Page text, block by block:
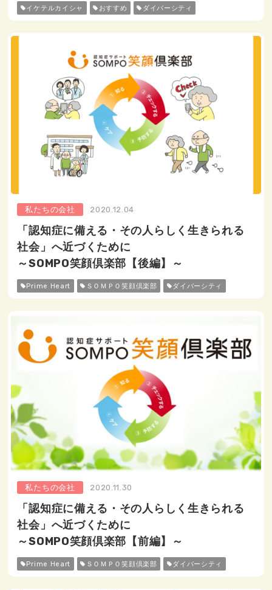
イケテルカイシャ おすすめ ダイバーシティ
私たちの会社 2020.12.04
「認知症に備える・その人らしく生きられる
社会」へ近づくために
～SOMPO笑顔倶楽部【後編】～
Prime Heart ＳＯＭＰＯ笑顔倶楽部 ダイバーシティ
私たちの会社 2020.11.30
「認知症に備える・その人らしく生きられる
社会」へ近づくために
～SOMPO笑顔倶楽部【前編】～
Prime Heart ＳＯＭＰＯ笑顔倶楽部 ダイバーシティ